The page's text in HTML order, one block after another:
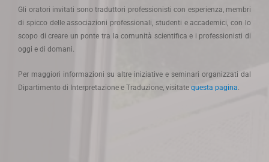
Gli oratori invitati sono traduttori professionisti con esperienza, membri
di spicco delle associazioni professionali, studenti e accademici, con lo
scopo di creare un ponte tra la comunità scientifica e i professionisti di
oggi e di domani.
Per maggiori informazioni su altre iniziative e seminari organizzati dal
Dipartimento di Interpretazione e Traduzione, visitate questa pagina